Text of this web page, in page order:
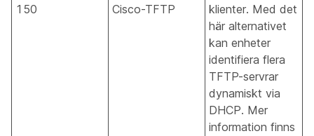
150 Cisco-TFTP
klienter. Med det
här alternativet
kan enheter
identifiera flera
TFTP-servrar
dynamiskt via
DHCP. Mer
information finns